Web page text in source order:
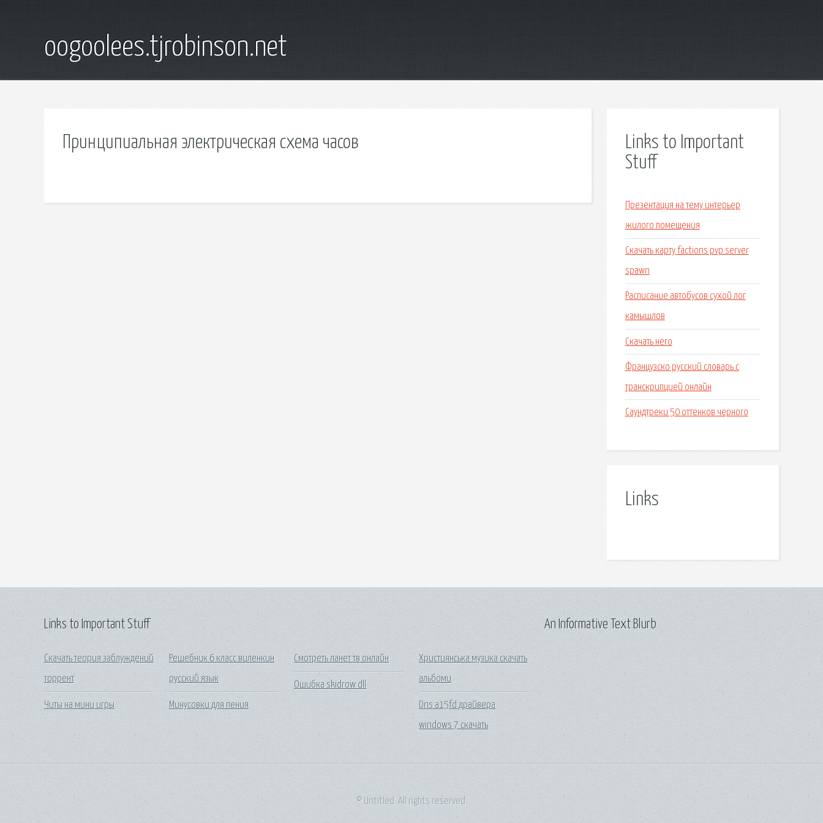
oogoolees.tjrobinson.net
Принципиальная электрическая схема часов
Links to Important
Stuff
Презентация на тему интерьер
жилого помещения
Скачать карту factions pvp server
spawn
Расписание автобусов сухой лог
камышлов
Скачать него
Французско русский словарь с
транскрипцией онлайн
Саундтреки 50 оттенков черного
Links
Links to Important Stuff
Скачать теория заблуждений
торрент
Читы на мини игры
Решебник 6 класс виленкин
русский язык
Минусовки для пения
Смотреть ланет тв онлайн
Ошибка skidrow dll
Християнська музика скачать
альбоми
Dns a15fd драйвера
windows 7 скачать
An Informative Text Blurb
© Untitled. All rights reserved.